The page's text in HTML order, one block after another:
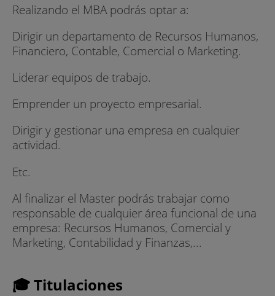
Realizando el MBA podrás optar a:
Dirigir un departamento de Recursos Humanos,
Financiero, Contable, Comercial o Marketing.
Liderar equipos de trabajo.
Emprender un proyecto empresarial.
Dirigir y gestionar una empresa en cualquier
actividad.
Etc.
Al finalizar el Master podrás trabajar como
responsable de cualquier área funcional de una
empresa: Recursos Humanos, Comercial y
Marketing, Contabilidad y Finanzas,...
🎓 Titulaciones